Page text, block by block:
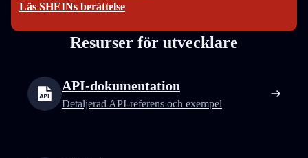
Läs SHEINs berättelse
Resurser för utvecklare
API-dokumentation
Detaljerad API-referens och exempel